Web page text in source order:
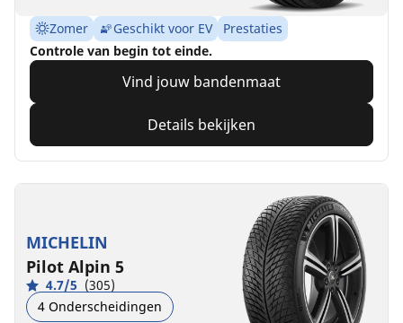
Zomer Geschikt voor EV
Prestaties
Controle van begin tot einde.
Vind jouw bandenmaat
Details bekijken
MICHELIN
Pilot Alpin 5
4.7/5 (305)
4 Onderscheidingen